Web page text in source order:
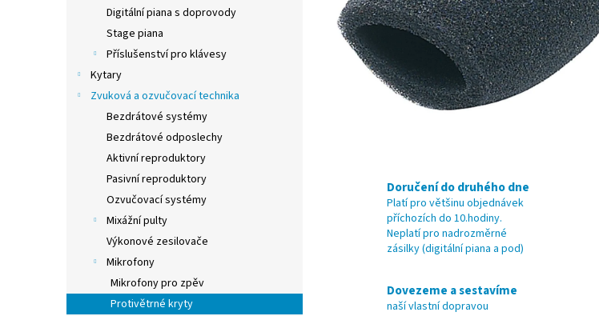
Digitální piana s doprovody
Stage piana
Příslušenství pro klávesy
Kytary
Zvuková a ozvučovací technika
Bezdrátové systémy
Bezdrátové odposlechy
Aktivní reproduktory
Pasivní reproduktory
Ozvučovací systémy
Mixážní pulty
Výkonové zesilovače
Mikrofony
Mikrofony pro zpěv
Protivětrné kryty
Doručení do druhého dne
Platí pro většinu objednávek
příchozích do 10.hodiny.
Neplatí pro nadrozměrné
zásilky (digitální piana a pod)
Dovezeme a sestavíme
naší vlastní dopravou